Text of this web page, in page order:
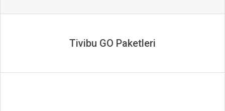
Tivibu GO Paketleri